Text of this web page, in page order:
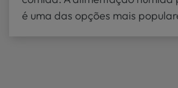
é uma das opções mais